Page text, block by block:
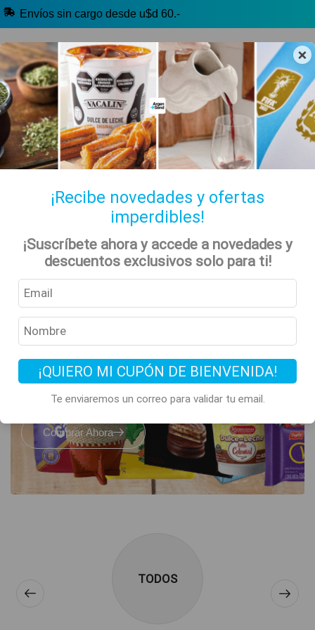
×
¡Recibe novedades y ofertas
imperdibles!
¡Suscríbete ahora y accede a novedades y
descuentos exclusivos solo para ti!
¡QUIERO MI CUPÓN DE BIENVENIDA!
Te enviaremos un correo para validar tu email.
Envíos sin cargo desde u$d 60.-
🔥 Yerba Mate
🧉 Clásicos argentinos 🏷️ Todas las categorías
Inicio Tienda Kosher Alimentos Kosher
Todos los clásicos
de Argentina
están acá
Comprar Ahora
TODOS